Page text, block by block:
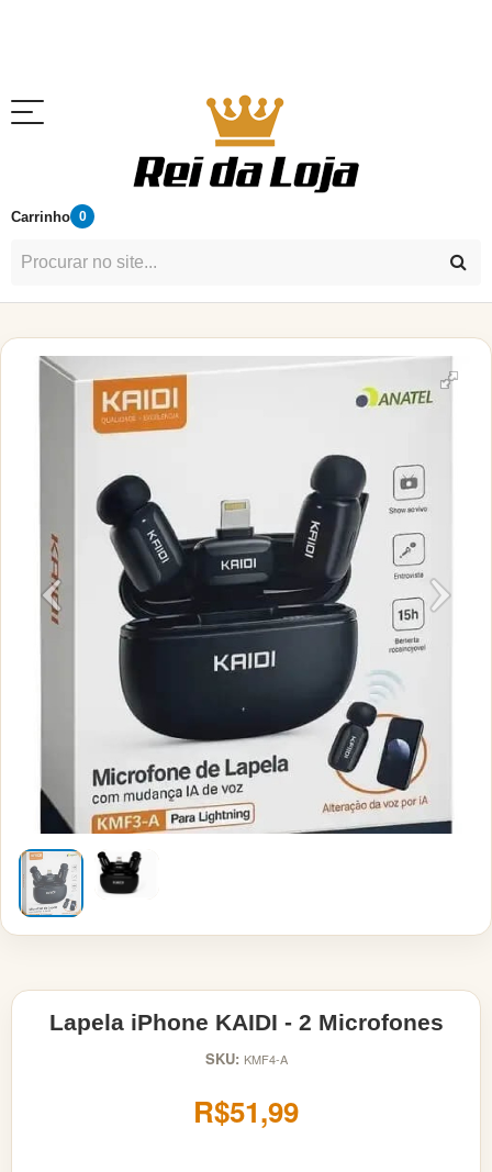
Carrinho 0
Lapela iPhone KAIDI - 2 Microfones
SKU: KMF4-A
R$51,99